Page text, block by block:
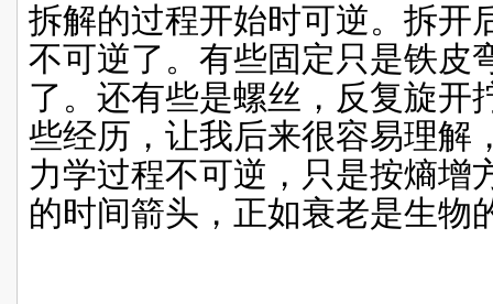
拆解的过程开始时可逆。拆开
不可逆了。有些固定只是铁皮
了。还有些是螺丝，反复旋开
些经历，让我后来很容易理解
力学过程不可逆，只是按熵增
的时间箭头，正如衰老是生物